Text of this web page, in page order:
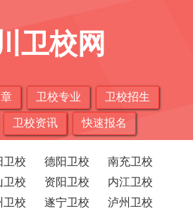
卫校网
卫校专业 卫校招生
卫校资讯 快速报名
卫校 德阳卫校
南充卫校
卫校 资阳卫校
内江卫校
卫校 遂宁卫校
泸州卫校